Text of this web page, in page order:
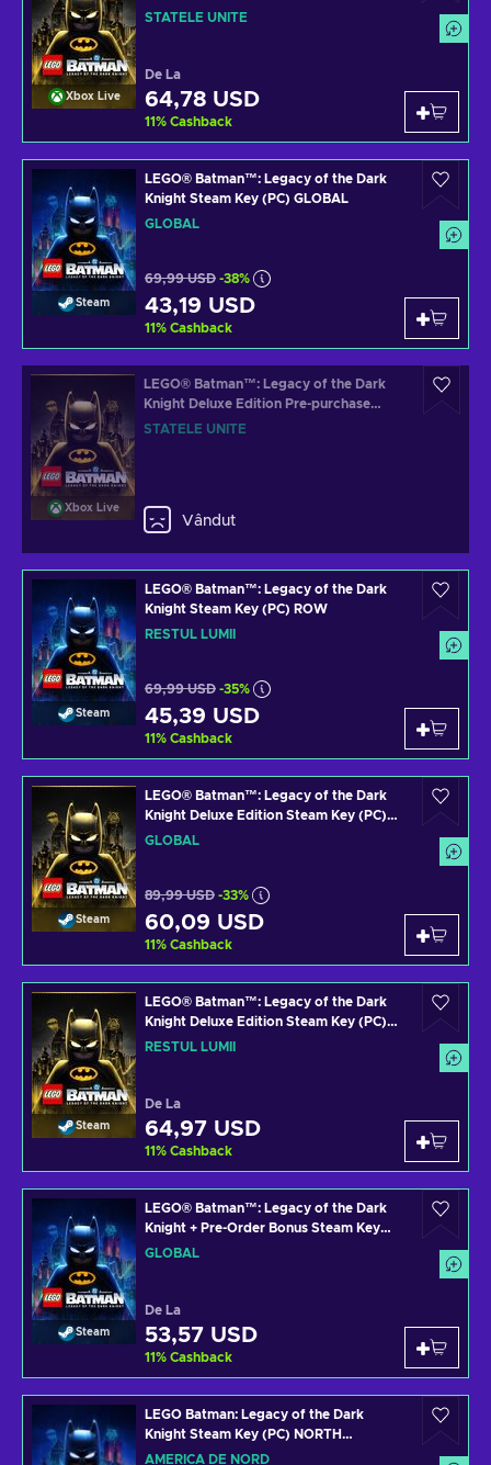
Xbox Live
XBOX LIVE Key UNITED STATES
STATELE UNITE
De La
64,78 USD
11% Cashback
Steam
LEGO® Batman™: Legacy of the Dark
Knight Steam Key (PC) GLOBAL
GLOBAL
69,99 USD -38%
43,19 USD
11% Cashback
Xbox Live
LEGO® Batman™: Legacy of the Dark
Knight Deluxe Edition Pre-purchase
(Xbox Series X|S) XBOX LIVE Key
STATELE UNITE
Vândut
Steam
LEGO® Batman™: Legacy of the Dark
Knight Steam Key (PC) ROW
RESTUL LUMII
69,99 USD -35%
45,39 USD
11% Cashback
Steam
LEGO® Batman™: Legacy of the Dark
Knight Deluxe Edition Steam Key (PC)
GLOBAL
GLOBAL
89,99 USD -33%
60,09 USD
11% Cashback
Steam
LEGO® Batman™: Legacy of the Dark
Knight Deluxe Edition Steam Key (PC)
ROW
RESTUL LUMII
De La
64,97 USD
11% Cashback
Steam
LEGO® Batman™: Legacy of the Dark
Knight + Pre-Order Bonus Steam Key
(PC) GLOBAL
GLOBAL
De La
53,57 USD
11% Cashback
LEGO Batman: Legacy of the Dark
Knight Steam Key (PC) NORTH
AMERICA
AMERICA DE NORD